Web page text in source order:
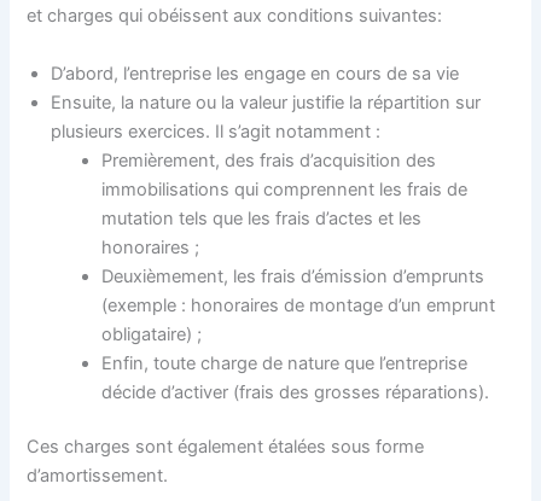
et charges qui obéissent aux conditions suivantes:
D’abord, l’entreprise les engage en cours de sa vie
Ensuite, la nature ou la valeur justifie la répartition sur
plusieurs exercices. Il s’agit notamment :
Premièrement, des frais d’acquisition des
immobilisations qui comprennent les frais de
mutation tels que les frais d’actes et les
honoraires ;
Deuxièmement, les frais d’émission d’emprunts
(exemple : honoraires de montage d’un emprunt
obligataire) ;
Enfin, toute charge de nature que l’entreprise
décide d’activer (frais des grosses réparations).
Ces charges sont également étalées sous forme
d’amortissement.